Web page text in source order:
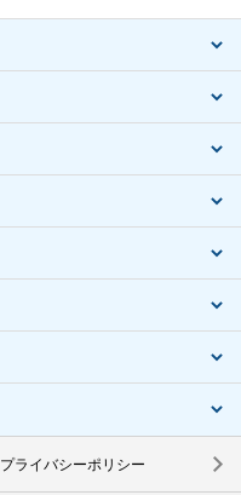
プライバシーポリシー